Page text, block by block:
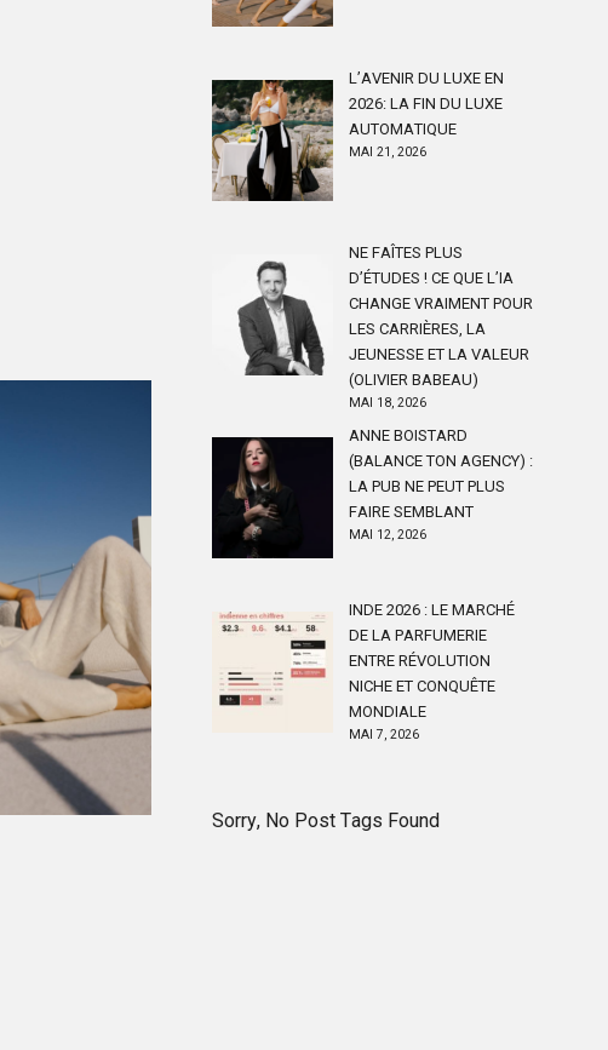
L’AVENIR DU LUXE EN
2026: LA FIN DU LUXE
AUTOMATIQUE
MAI 21, 2026
NE FAÎTES PLUS
D’ÉTUDES ! CE QUE L’IA
CHANGE VRAIMENT POUR
LES CARRIÈRES, LA
JEUNESSE ET LA VALEUR
(OLIVIER BABEAU)
MAI 18, 2026
ANNE BOISTARD
(BALANCE TON AGENCY) :
LA PUB NE PEUT PLUS
FAIRE SEMBLANT
MAI 12, 2026
INDE 2026 : LE MARCHÉ
DE LA PARFUMERIE
ENTRE RÉVOLUTION
NICHE ET CONQUÊTE
MONDIALE
MAI 7, 2026
Sorry, No Post Tags Found